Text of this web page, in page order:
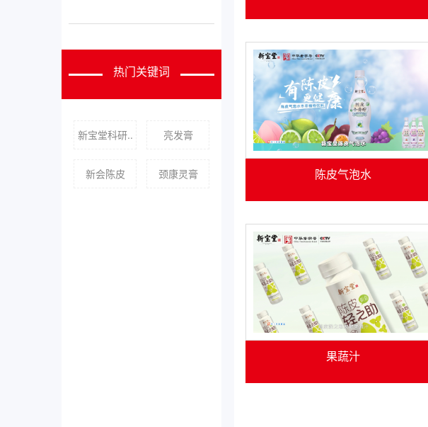
热门关键词
新宝堂科研.. 亮发膏
新会陈皮 颈康灵膏 陈皮气泡水
果蔬汁